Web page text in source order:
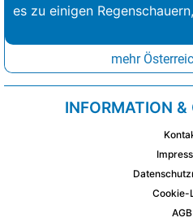
es zu einigen Regenschauern,
mehr
INFORMATION &
Cookie-
AGB